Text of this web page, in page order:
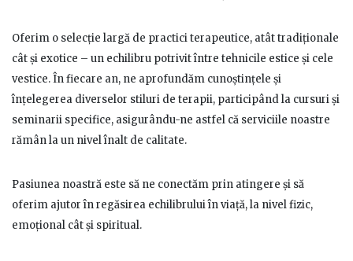
Oferim o selecție largă de practici terapeutice, atât tradiționale
cât și exotice – un echilibru potrivit între tehnicile estice și cele
vestice. În fiecare an, ne aprofundăm cunoștințele și
înțelegerea diverselor stiluri de terapii, participând la cursuri și
seminarii specifice, asigurându-ne astfel că serviciile noastre
rămân la un nivel înalt de calitate.
Pasiunea noastră este să ne conectăm prin atingere și să
oferim ajutor în regăsirea echilibrului în viață, la nivel fizic,
emoțional cât și spiritual.